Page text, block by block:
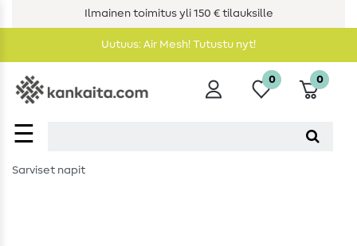
Ilmainen toimitus yli 150 € tilauksille
Uutuus: Air Mesh! Tutustu nyt!
☰
0 0
Sarviset napit